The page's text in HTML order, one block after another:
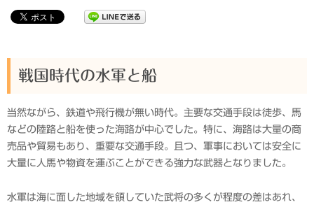
戦国時代の水軍と船
当然ながら、鉄道や飛行機が無い時代。主要な交通手段は徒歩、馬
などの陸路と船を使った海路が中心でした。特に、海路は大量の商
売品や貿易もあり、重要な交通手段。且つ、軍事においては安全に
大量に人馬や物資を運ぶことができる強力な武器となりました。
水軍は海に面した地域を領していた武将の多くが程度の差はあれ、